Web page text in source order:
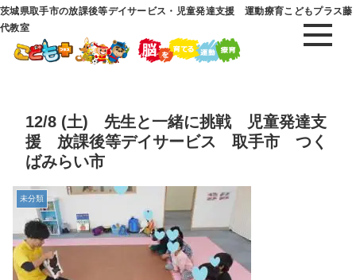
茨城県取手市の放課後等デイサービス・児童発達支援 運動療育こどもプラス藤
代教室
12/8 (土) 先生と一緒に挑戦 児童発達支
援 放課後等デイサービス 取手市 つく
ばみらい市
未分類